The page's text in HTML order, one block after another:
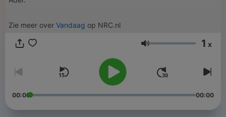
Zie meer over Vandaag op NRC.nl
Volume 1 x
00:00 00:00